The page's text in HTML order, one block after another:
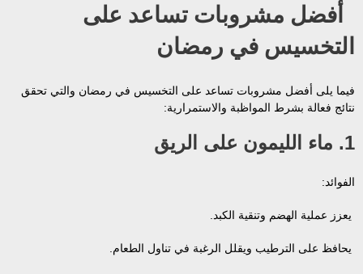
أفضل مشروبات تساعد على
التخسيس في رمضان
فيما يلى أفضل مشروبات تساعد على التخسيس في رمضان والتي تحقق
نتائج فعالة بشرط المواظبة والاستمرارية:
1. ماء الليمون على الريق
الفوائد:
يعزز عملية الهضم وتنقية الكبد.
يحافظ على الترطيب ويقلل الرغبة في تناول الطعام.